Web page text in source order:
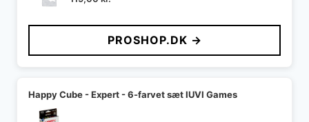
PROSHOP.DK →
Happy Cube - Expert - 6-farvet sæt IUVI Games